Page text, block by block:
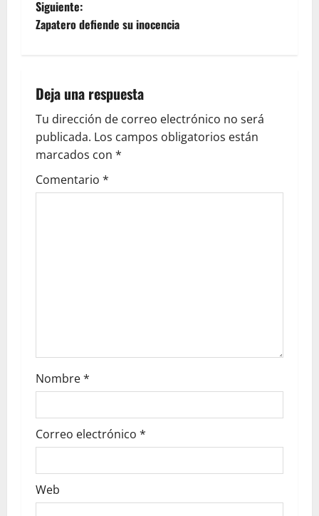
Siguiente:
Zapatero defiende su inocencia
Deja una respuesta
Tu dirección de correo electrónico no será
publicada. Los campos obligatorios están
marcados con *
Comentario *
Nombre*
Correo electrónico *
Web